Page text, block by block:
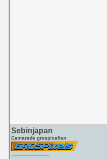
Sebinjapan
Camarade grospixelien